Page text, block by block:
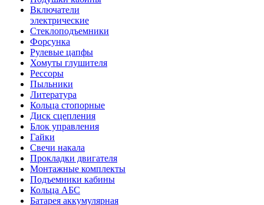
Включатели
электрические
Стеклоподъемники
Форсунка
Рулевые цапфы
Хомуты глушителя
Рессоры
Пыльники
Литература
Кольца стопорные
Диск сцепления
Блок управления
Гайки
Свечи накала
Прокладки двигателя
Монтажные комплекты
Подъемники кабины
Кольца АБС
Батарея аккумулярная